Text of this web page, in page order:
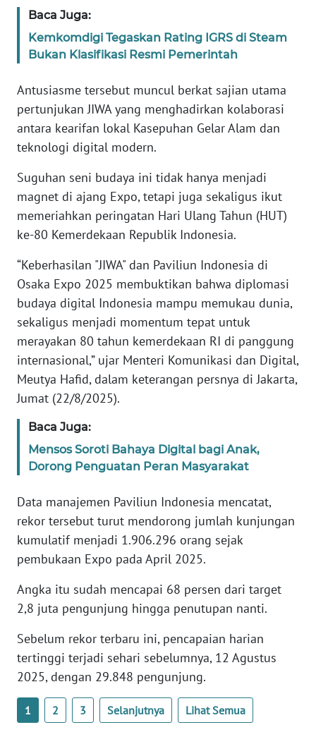
Baca Juga:
Kemkomdigi Tegaskan Rating IGRS di Steam
Bukan Klasifikasi Resmi Pemerintah
Antusiasme tersebut muncul berkat sajian utama
pertunjukan JIWA yang menghadirkan kolaborasi
antara kearifan lokal Kasepuhan Gelar Alam dan
teknologi digital modern.
Suguhan seni budaya ini tidak hanya menjadi
magnet di ajang Expo, tetapi juga sekaligus ikut
memeriahkan peringatan Hari Ulang Tahun (HUT)
ke-80 Kemerdekaan Republik Indonesia.
“Keberhasilan "JIWA" dan Paviliun Indonesia di
Osaka Expo 2025 membuktikan bahwa diplomasi
budaya digital Indonesia mampu memukau dunia,
sekaligus menjadi momentum tepat untuk
merayakan 80 tahun kemerdekaan RI di panggung
internasional,” ujar Menteri Komunikasi dan Digital,
Meutya Hafid, dalam keterangan persnya di Jakarta,
Jumat (22/8/2025).
Baca Juga:
Mensos Soroti Bahaya Digital bagi Anak,
Dorong Penguatan Peran Masyarakat
Data manajemen Paviliun Indonesia mencatat,
rekor tersebut turut mendorong jumlah kunjungan
kumulatif menjadi 1.906.296 orang sejak
pembukaan Expo pada April 2025.
Angka itu sudah mencapai 68 persen dari target
2,8 juta pengunjung hingga penutupan nanti.
Sebelum rekor terbaru ini, pencapaian harian
tertinggi terjadi sehari sebelumnya, 12 Agustus
2025, dengan 29.848 pengunjung.
1 2 3 Selanjutnya Lihat Semua
MEDIA
SIBER
REDAKSI
KARIR
DISCLAIMER
Wahana
News
Regional
WN
SUMUT
WN
JAKARTA
WN
JABAR
WN
BANTEN
KEPRI
WN
PAPUA
WN
PAPUA
BARAT
WN
RIAU